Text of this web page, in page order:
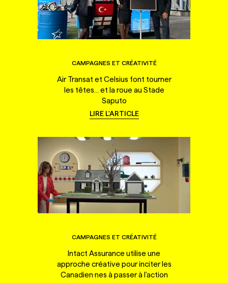
CAMPAGNES ET CRÉATIVITÉ
Air Transat et Celsius font tourner
les têtes... et la roue au Stade
Saputo
LIRE L'ARTICLE
CAMPAGNES ET CRÉATIVITÉ
Intact Assurance utilise une
approche créative pour inciter les
Canadien·nes à passer à l'action